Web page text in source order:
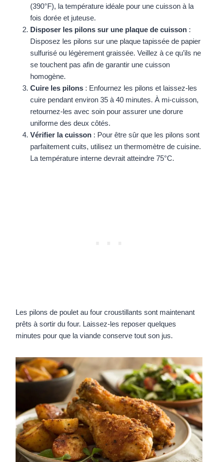
(390°F), la température idéale pour une cuisson à la
fois dorée et juteuse.
Disposer les pilons sur une plaque de cuisson :
Disposez les pilons sur une plaque tapissée de papier
sulfurisé ou légèrement graissée. Veillez à ce qu’ils ne
se touchent pas afin de garantir une cuisson
homogène.
Cuire les pilons : Enfournez les pilons et laissez-les
cuire pendant environ 35 à 40 minutes. À mi-cuisson,
retournez-les avec soin pour assurer une dorure
uniforme des deux côtés.
Vérifier la cuisson : Pour être sûr que les pilons sont
parfaitement cuits, utilisez un thermomètre de cuisine.
La température interne devrait atteindre 75°C.
Les pilons de poulet au four croustillants sont maintenant
prêts à sortir du four. Laissez-les reposer quelques
minutes pour que la viande conserve tout son jus.